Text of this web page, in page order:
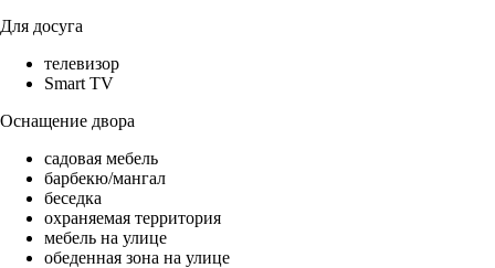
Для досуга
телевизор
Smart TV
Оснащение двора
садовая мебель
барбекю/мангал
беседка
охраняемая территория
мебель на улице
обеденная зона на улице